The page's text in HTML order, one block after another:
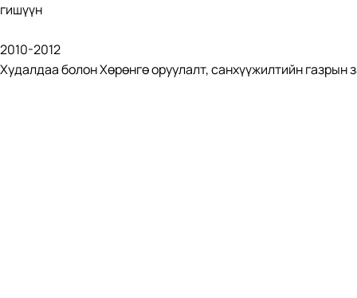
гишүүн
2010-2012
Худалдаа болон Хөрөнгө оруулалт, санхүүжилтийн газрын